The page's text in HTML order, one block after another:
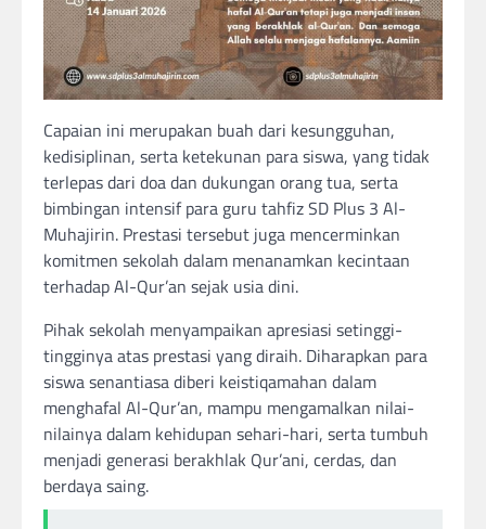
Capaian ini merupakan buah dari kesungguhan,
kedisiplinan, serta ketekunan para siswa, yang tidak
terlepas dari doa dan dukungan orang tua, serta
bimbingan intensif para guru tahfiz SD Plus 3 Al-
Muhajirin. Prestasi tersebut juga mencerminkan
komitmen sekolah dalam menanamkan kecintaan
terhadap Al-Qur’an sejak usia dini.
Pihak sekolah menyampaikan apresiasi setinggi-
tingginya atas prestasi yang diraih. Diharapkan para
siswa senantiasa diberi keistiqamahan dalam
menghafal Al-Qur’an, mampu mengamalkan nilai-
nilainya dalam kehidupan sehari-hari, serta tumbuh
menjadi generasi berakhlak Qur’ani, cerdas, dan
berdaya saing.